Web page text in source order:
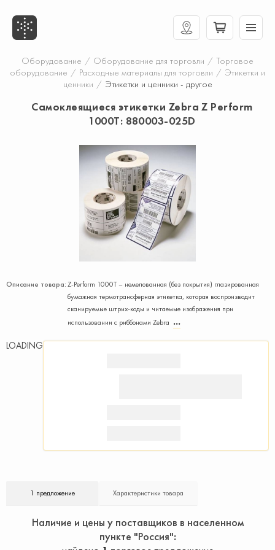
Оборудование / Оборудование для торговли / Торговое
оборудование / Расходные материалы для торговли / Этикетки и
ценники / Этикетки и ценники - другое
Самоклеящиеся этикетки Zebra Z Perform
1000T: 880003-025D
Описание товара:Z-Perform 1000T – немелованная (без покрытия) глазированная
бумажная термотрансферная этикетка, которая воспроизводит
сканируемые штрих-коды и читаемые изображения при
использовании с риббонами Zebra
LOADING
1 предложение Характеристики товара
Наличие и цены у поставщиков в населенном
пункте "Россия"